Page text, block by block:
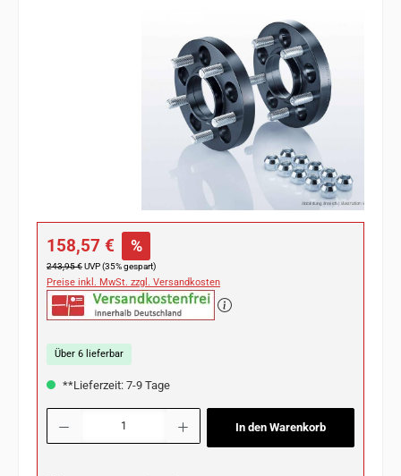
Verkaufspreis:
158,57 € %
Regulärer Preis:
243,95 €UVP (35% gespart)
Preise inkl. MwSt. zzgl. Versandkosten
Über 6 lieferbar
**Lieferzeit: 7-9 Tage
Produkt Anzahl: Gib den gewünschten Wert ein oder benutze die Schaltflächen
In den Warenkorb